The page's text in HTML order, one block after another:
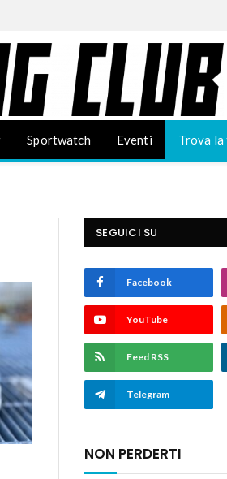
Sportwatch Eventi Trova la
SEGUICI SU
Facebook
YouTube
Feed RSS
Telegram
NON PERDERTI